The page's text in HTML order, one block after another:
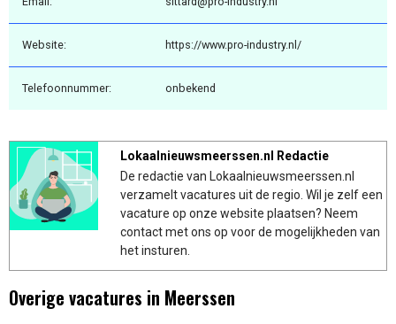
Website: https://www.pro-industry.nl/
Telefoonnummer: onbekend
Lokaalnieuwsmeerssen.nl Redactie
De redactie van Lokaalnieuwsmeerssen.nl
verzamelt vacatures uit de regio. Wil je zelf een
vacature op onze website plaatsen? Neem
contact met ons op voor de mogelijkheden van
het insturen.
Overige vacatures in Meerssen